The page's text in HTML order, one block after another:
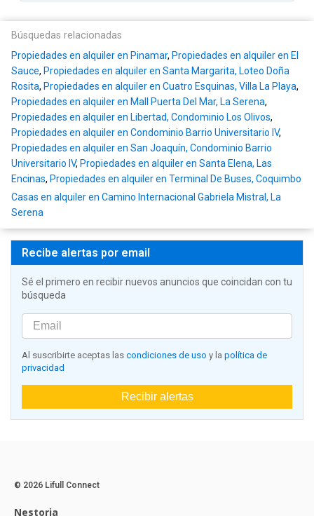
Búsquedas relacionadas
Propiedades en alquiler en Pinamar, Propiedades en alquiler en El
Sauce, Propiedades en alquiler en Santa Margarita, Loteo Doña
Rosita, Propiedades en alquiler en Cuatro Esquinas, Villa La Playa,
Propiedades en alquiler en Mall Puerta Del Mar, La Serena,
Propiedades en alquiler en Libertad, Condominio Los Olivos,
Propiedades en alquiler en Condominio Barrio Universitario IV,
Propiedades en alquiler en San Joaquín, Condominio Barrio
Universitario IV, Propiedades en alquiler en Santa Elena, Las
Encinas, Propiedades en alquiler en Terminal De Buses, Coquimbo
Casas en alquiler en Camino Internacional Gabriela Mistral, La
Serena
Recibe alertas por email
Sé el primero en recibir nuevos anuncios que coincidan con tu
búsqueda
Al suscribirte aceptas las condiciones de uso y la política de
privacidad
Recibir alertas
© 2026 Lifull Connect
Nestoria